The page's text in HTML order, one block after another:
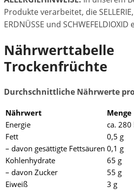
Produkte verarbeitet, die SELLERIE,
ERDNÜSSE und
Nährwerttabelle
Trockenfrüchte
Durchschnittliche Nährwerte
Nährwert
Menge
Energie
ca. 280
Fett
0,5 g
– davon gesättigte Fettsäuren 0,1 g
Kohlenhydrate
65 g
– davon Zucker
55 g
Eiweiß
3 g